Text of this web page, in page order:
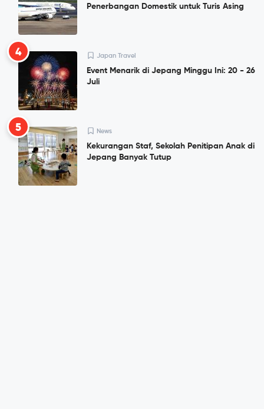
Penerbangan Domestik untuk Turis Asing
4 Japan Travel
Event Menarik di Jepang Minggu Ini: 20 - 26
Juli
5 News
Kekurangan Staf, Sekolah Penitipan Anak di
Jepang Banyak Tutup